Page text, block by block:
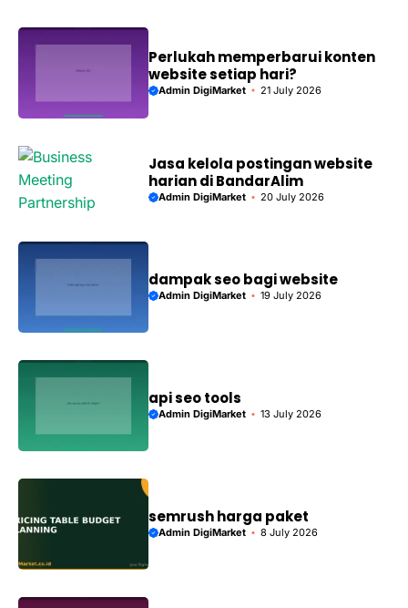
Perlukah memperbarui konten
website setiap hari?
Admin DigiMarket 21 July 2026
Jasa kelola postingan website
harian di BandarAlim
Admin DigiMarket 20 July 2026
dampak seo bagi website
Admin DigiMarket 19 July 2026
api seo tools
Admin DigiMarket 13 July 2026
semrush harga paket
Admin DigiMarket 8 July 2026